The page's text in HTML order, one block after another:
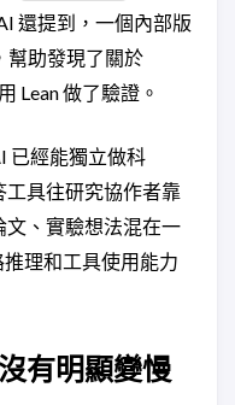
還提到，一個內部版
幫助發現了關於
Lean 做了驗證。
已經能獨立做科
具往研究協作者靠
、實驗想法混在一
理和工具使用能力
有明顯變慢